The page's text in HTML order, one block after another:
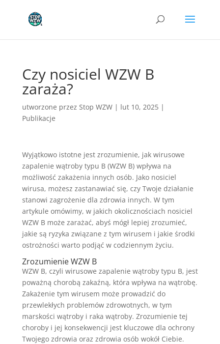
Czy nosiciel WZW B
zaraża?
utworzone przez Stop WZW| lut 10, 2025|
Publikacje
Wyjątkowo istotne jest zrozumienie, jak wirusowe
zapalenie wątroby typu B (WZW B) wpływa na
możliwość zakażenia innych osób. Jako nosiciel
wirusa, możesz zastanawiać się, czy Twoje działanie
stanowi zagrożenie dla zdrowia innych. W tym
artykule omówimy, w jakich okolicznościach nosiciel
WZW B może zarażać, abyś mógł lepiej zrozumieć,
jakie są ryzyka związane z tym wirusem i jakie środki
ostrożności warto podjąć w codziennym życiu.
Zrozumienie WZW B
WZW B, czyli wirusowe zapalenie wątroby typu B, jest
poważną chorobą zakaźną, która wpływa na wątrobę.
Zakażenie tym wirusem może prowadzić do
przewlekłych problemów zdrowotnych, w tym
marskości wątroby i raka wątroby. Zrozumienie tej
choroby i jej konsekwencji jest kluczowe dla ochrony
Twojego zdrowia oraz zdrowia osób wokół Ciebie.